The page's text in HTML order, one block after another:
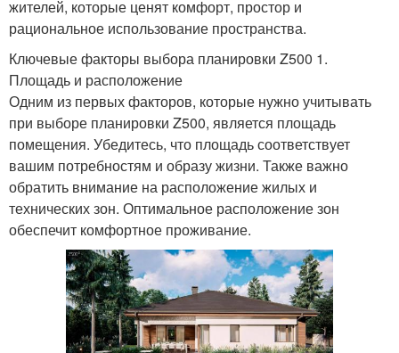
жителей, которые ценят комфорт, простор и
рациональное использование пространства.
Ключевые факторы выбора планировки Z500 1.
Площадь и расположение
Одним из первых факторов, которые нужно учитывать
при выборе планировки Z500, является площадь
помещения. Убедитесь, что площадь соответствует
вашим потребностям и образу жизни. Также важно
обратить внимание на расположение жилых и
технических зон. Оптимальное расположение зон
обеспечит комфортное проживание.